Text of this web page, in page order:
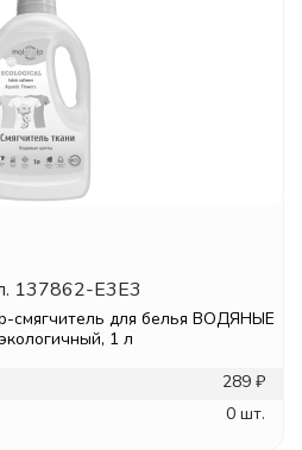
137862-E3E3
смягчитель для белья ВОДЯНЫЕ
1 л
289 ₽
0 шт.